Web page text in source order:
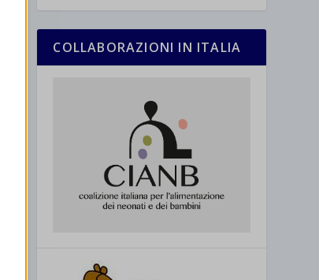
COLLABORAZIONI IN ITALIA